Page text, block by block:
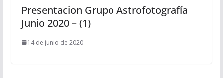
Presentacion Grupo Astrofotografía
Junio 2020 – (1)
14 de junio de 2020